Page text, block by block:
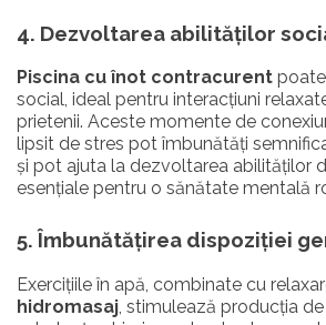
4. Dezvoltarea abilităților
Piscina cu înot contracurent
social, ideal pentru interacțiuni
prietenii. Aceste momente de
lipsit de stres pot îmbunătăți
și pot ajuta la dezvoltarea abilităților
esențiale pentru o sănătate mentală
5. Îmbunătățirea dispoziției
Exercițiile în apă, combinate cu
hidromasaj, stimulează producția